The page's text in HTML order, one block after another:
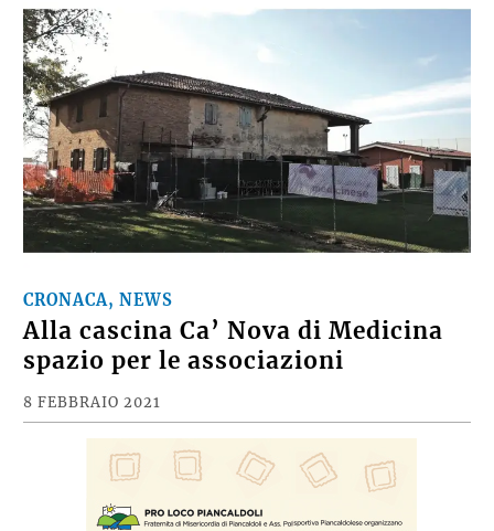
CRONACA, NEWS
Alla cascina Ca’ Nova di Medicina
spazio per le associazioni
8 FEBBRAIO 2021